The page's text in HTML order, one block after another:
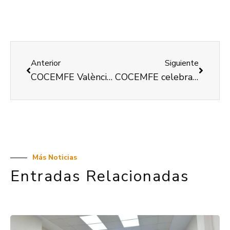
Anterior
COCEMFE València recibe una ayuda del Ayuntamiento de València para la realización del VI Cicle Cultural Descobrim ‘Cabriola’
Siguiente
COCEMFE celebra el refuerzo de la financiación de la dependencia para que estas personas accedan a los recursos y servicios que necesitan
Más Noticias
Entradas Relacionadas